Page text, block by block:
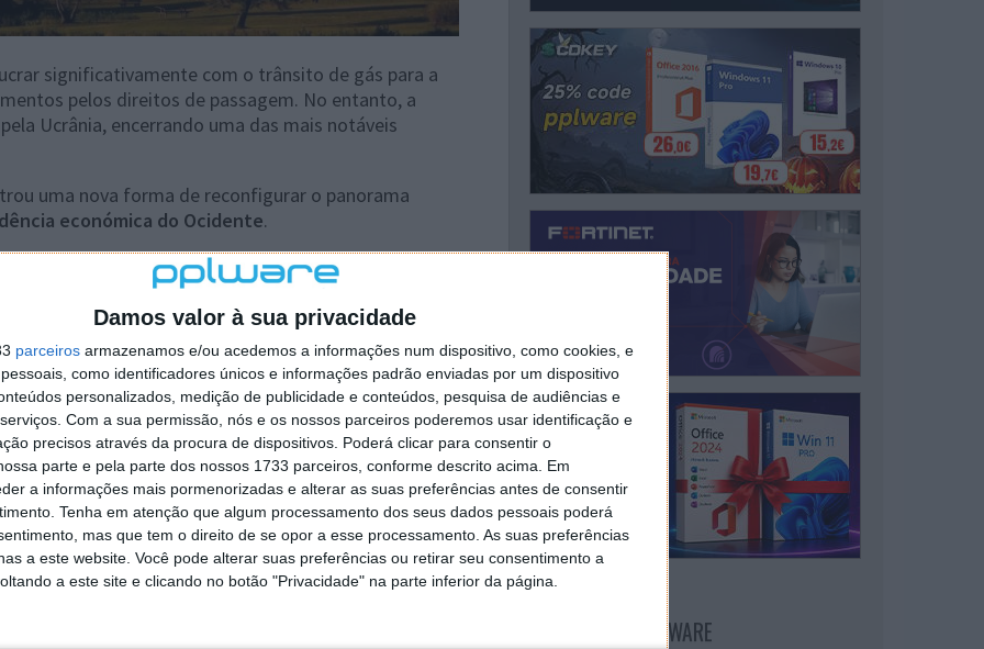
Damos valor à sua privacidade
parceiros armazenamos e/ou acedemos a informações num dispositivo, como cookies, e
como identificadores únicos e informações padrão enviadas por um dispositivo
personalizados, medição de publicidade e conteúdos, pesquisa de audiências e
Com a sua permissão, nós e os nossos parceiros poderemos usar identificação e
precisos através da procura de dispositivos. Poderá clicar para consentir o
parte e pela parte dos nossos 1733 parceiros, conforme descrito acima. Em
a informações mais pormenorizadas e alterar as suas preferências antes de consentir
Tenha em atenção que algum processamento dos seus dados pessoais poderá
mas que tem o direito de se opor a esse processamento. As suas preferências
a este website. Você pode alterar suas preferências ou retirar seu consentimento a
a este site e clicando no botão "Privacidade" na parte inferior da página.
significativamente com o trânsito de gás para a
pelos direitos de passagem. No entanto, a
Ucrânia, encerrando uma das mais notáveis
uma nova forma de reconfigurar o panorama
económica do Ocidente.
dominante no mercado de urânio, controlando 27%
do mercado global de enriquecimento.
Eslováquia continuam a defender a cooperação com a
no interior da União Europeia. Viktor Orbán e
colaboração comprometeria a produção elétrica nos
de Energia Atómica, a capacidade de geração nuclear
950 gigawatts.
NEWSLETTER PPLWARE